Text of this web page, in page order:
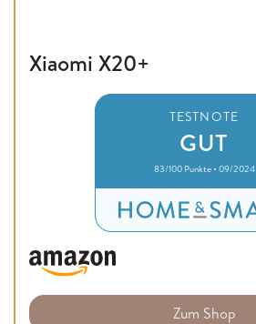
Xiaomi X20+
TESTNOTE
GUT
83/100 Punkte • 09/2024
Zum Shop